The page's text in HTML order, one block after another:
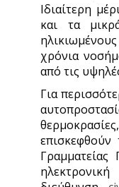
Ιδιαίτερη
και τα
χρόνια
από τις
Για
επισκεφθούν
Γραμματείας
ηλεκτρονική